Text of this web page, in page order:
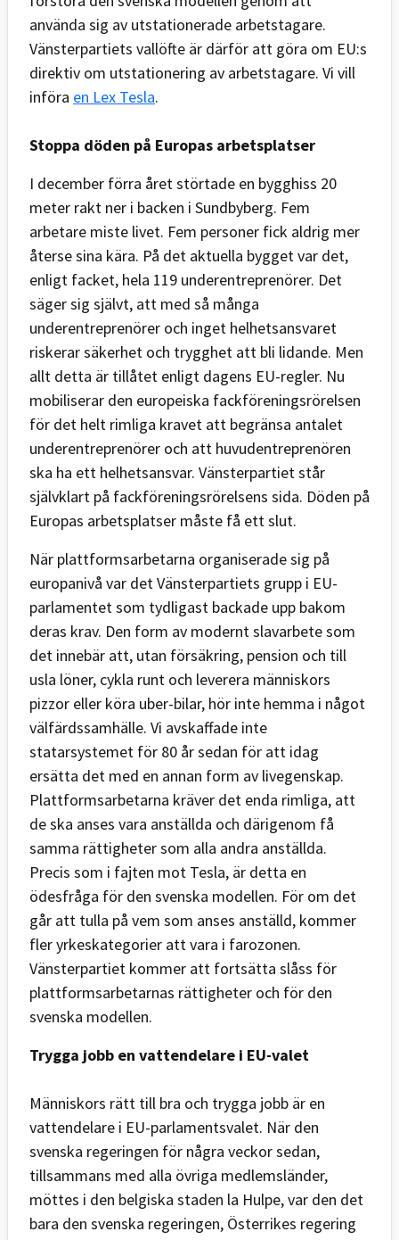
använda sig av utstationerade arbetstagare.
Vänsterpartiets vallöfte är därför att göra om EU:s
direktiv om utstationering av arbetstagare. Vi vill
införa en Lex Tesla.
Stoppa döden på Europas arbetsplatser
I december förra året störtade en bygghiss 20
meter rakt ner i backen i Sundbyberg. Fem
arbetare miste livet. Fem personer fick aldrig mer
återse sina kära. På det aktuella bygget var det,
enligt facket, hela 119 underentreprenörer. Det
säger sig självt, att med så många
underentreprenörer och inget helhetsansvaret
riskerar säkerhet och trygghet att bli lidande. Men
allt detta är tillåtet enligt dagens EU-regler. Nu
mobiliserar den europeiska fackföreningsrörelsen
för det helt rimliga kravet att begränsa antalet
underentreprenörer och att huvudentreprenören
ska ha ett helhetsansvar. Vänsterpartiet står
självklart på fackföreningsrörelsens sida. Döden på
Europas arbetsplatser måste få ett slut.
När plattformsarbetarna organiserade sig på
europanivå var det Vänsterpartiets grupp i EU-
parlamentet som tydligast backade upp bakom
deras krav. Den form av modernt slavarbete som
det innebär att, utan försäkring, pension och till
usla löner, cykla runt och leverera människors
pizzor eller köra uber-bilar, hör inte hemma i något
välfärdssamhälle. Vi avskaffade inte
statarsystemet för 80 år sedan för att idag
ersätta det med en annan form av livegenskap.
Plattformsarbetarna kräver det enda rimliga, att
de ska anses vara anställda och därigenom få
samma rättigheter som alla andra anställda.
Precis som i fajten mot Tesla, är detta en
ödesfråga för den svenska modellen. För om det
går att tulla på vem som anses anställd, kommer
fler yrkeskategorier att vara i farozonen.
Vänsterpartiet kommer att fortsätta slåss för
plattformsarbetarnas rättigheter och för den
svenska modellen.
Trygga jobb en vattendelare i EU-valet
Människors rätt till bra och trygga jobb är en
vattendelare i EU-parlamentsvalet. När den
svenska regeringen för några veckor sedan,
tillsammans med alla övriga medlemsländer,
möttes i den belgiska staden la Hulpe, var den det
bara den svenska regeringen, Österrikes regering